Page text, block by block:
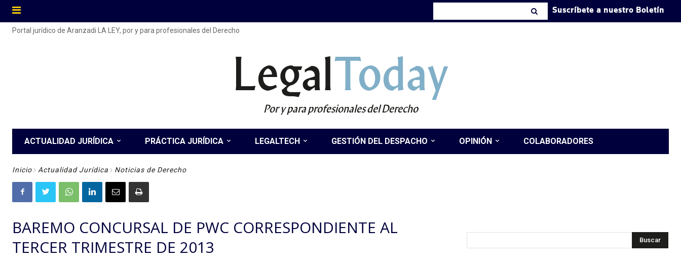
Suscríbete a nuestro Boletín
Portal jurídico de Aranzadi LA LEY, por y para profesionales del Derecho
LegalToday
Por y para profesionales del Derecho
ACTUALIDAD JURÍDICA PRÁCTICA JURÍDICA LEGALTECH GESTIÓN DEL DESPACHO OPINIÓN COLABORADORES
Inicio Actualidad Jurídica Noticias de Derecho
BAREMO CONCURSAL DE PWC CORRESPONDIENTE AL
TERCER TRIMESTRE DE 2013
Buscar